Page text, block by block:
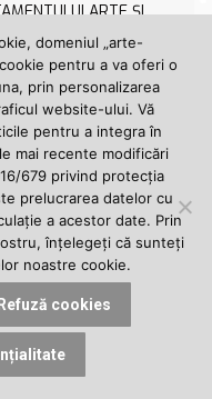
ARTE ȘI
au fost afișate
2023-
format pdf.
MULT SUCCES în
de Litere | Universitatea din
domeniul „arte-
pentru a va oferi o
prin personalizarea
website-ului. Vă
pentru a integra în
mai recente modificări
679 privind protecția
prelucrarea datelor cu
a acestor date. Prin
înțelegeți că sunteți
noastre cookie.
Refuză cookies